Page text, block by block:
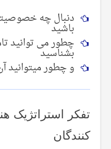
دنبال چه
باشید
چطور می توانید
بشناسید
و چطور میتوانید
تفکر استراتژیک
کنندگان